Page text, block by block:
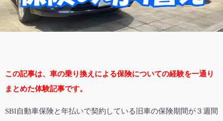
この記事は、車の乗り換えによる保険についての経験を一通り
まとめた体験記事です。
SBI自動車保険と年払いで契約している旧車の保険期間が３週間